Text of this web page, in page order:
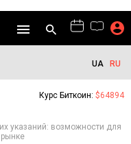
UA RU
Курс Биткоин: $64894
указаний: возможности для